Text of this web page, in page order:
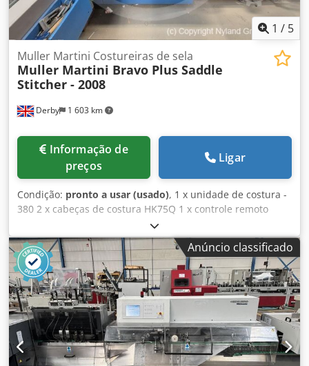
1 / 5
Derby 1 603 km
Muller Martini Costureiras de sela
Muller Martini Bravo Plus Saddle
Stitcher - 2008
preços
Ligar
Condição: pronto a usar (usado), 1 x unidade de costura -
380 2 x cabeças de costura HK75Q 1 x controle remoto
jogger inch Dkedpjxxnlpsfx Aggjr 1 x monitor para
alimentação oblíqua de folhas 6 x alimentadores de seções
370 1 x alimentador de capas 1529 1 x refiladora trilateral
449 1 x empilhador de saída - Perfetto 450 Opcional, se
necessário: Corte central para produção dupla Acessório
para tamanhos pequenos para alimentadores Cabeças de
costura adicionais
Anúncio classificado